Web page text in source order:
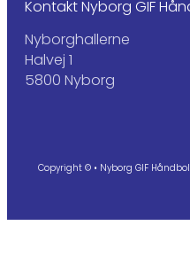
Kontakt Nyborg GIF
Nyborghallerne
Halvej 1
5800 Nyborg
Copyright © • Nyborg GIF